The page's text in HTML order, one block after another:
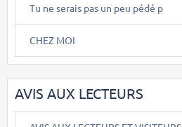
Tu ne serais pas un peu pédé p
CHEZ MOI
AVIS AUX LECTEURS